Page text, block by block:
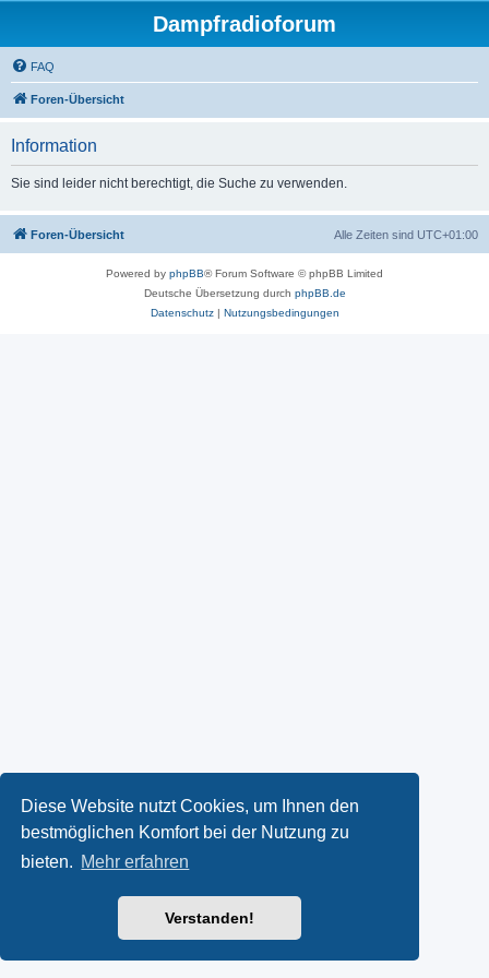
Diese Website nutzt Cookies, um Ihnen den
bestmöglichen Komfort bei der Nutzung zu
bieten. Mehr erfahren
Verstanden!
Dampfradioforum
FAQ
Foren-Übersicht
Information
Sie sind leider nicht berechtigt, die Suche zu verwenden.
Foren-Übersicht Alle Zeiten sind UTC+01:00
Powered by phpBB® Forum Software © phpBB Limited
Deutsche Übersetzung durch phpBB.de
Datenschutz| Nutzungsbedingungen